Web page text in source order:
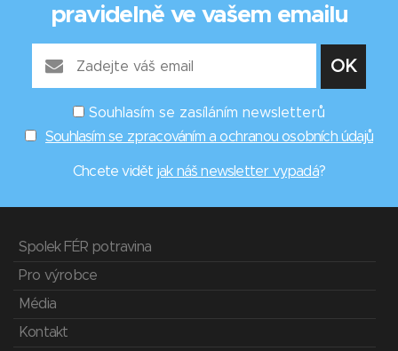
pravidelně ve vašem emailu
Souhlasím se zasíláním newsletterů
Souhlasím se zpracováním a ochranou osobních údajů
Chcete vidět jak náš newsletter vypadá?
Spolek FÉR potravina
Pro výrobce
Média
Kontakt